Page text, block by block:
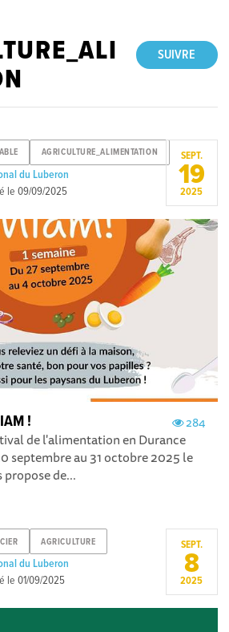
SUIVRE
AGRICULTURE_ALIMENTATION
du Luberon
le09/09/2025
SEPT.
19
2025
284
!
de l'alimentation en Durance
septembre au 31 octobre 2025 le
de...
AGRICULTURE
du Luberon
le01/09/2025
SEPT.
8
2025